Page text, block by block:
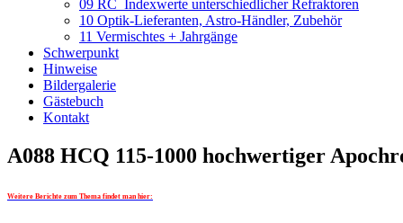
09 RC_Indexwerte unterschiedlicher Refraktoren
10 Optik-Lieferanten, Astro-Händler, Zubehör
11 Vermischtes + Jahrgänge
Schwerpunkt
Hinweise
Bildergalerie
Gästebuch
Kontakt
A088 HCQ 115-1000 hochwertiger
Weitere Berichte zum Thema findet man hier: